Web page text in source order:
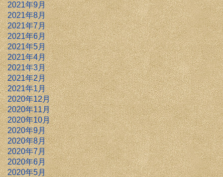
2021年9月
2021年8月
2021年7月
2021年6月
2021年5月
2021年4月
2021年3月
2021年2月
2021年1月
2020年12月
2020年11月
2020年10月
2020年9月
2020年8月
2020年7月
2020年6月
2020年5月